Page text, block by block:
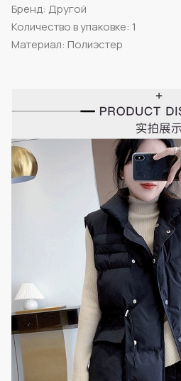
Бренд: Другой
Количество в упаковке: 1
Материал: Полиэстер